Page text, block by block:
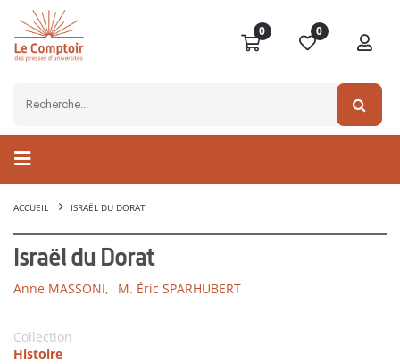
0 0
ACCUEIL ISRAËL DU DORAT
Israël du Dorat
Anne MASSONI, M. Éric SPARHUBERT
Collection
Histoire